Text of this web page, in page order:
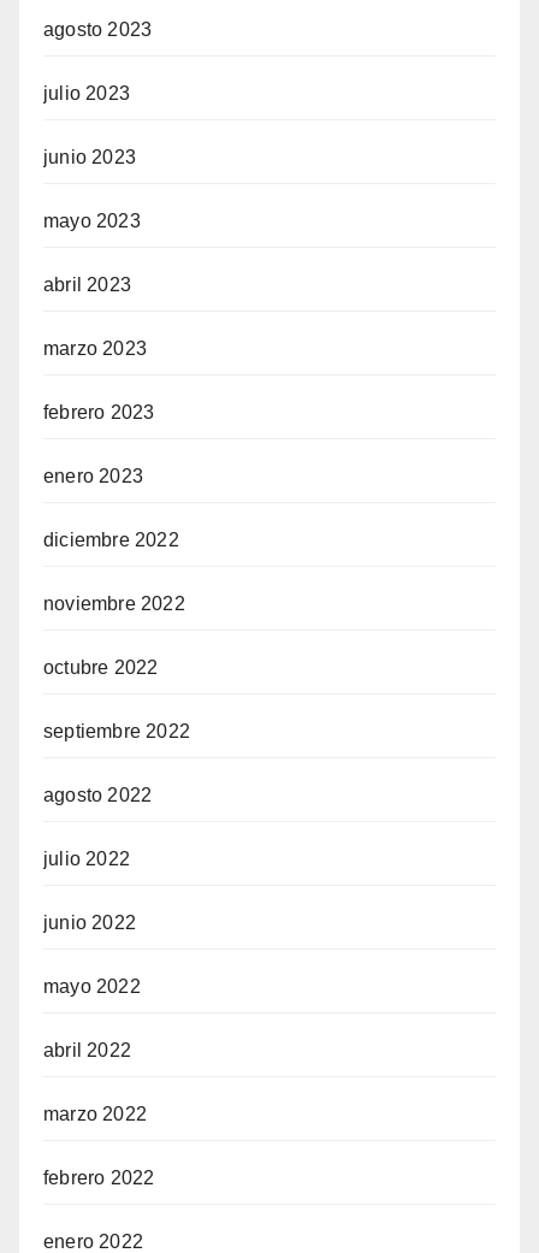
agosto 2023
julio 2023
junio 2023
mayo 2023
abril 2023
marzo 2023
febrero 2023
enero 2023
diciembre 2022
noviembre 2022
octubre 2022
septiembre 2022
agosto 2022
julio 2022
junio 2022
mayo 2022
abril 2022
marzo 2022
febrero 2022
enero 2022